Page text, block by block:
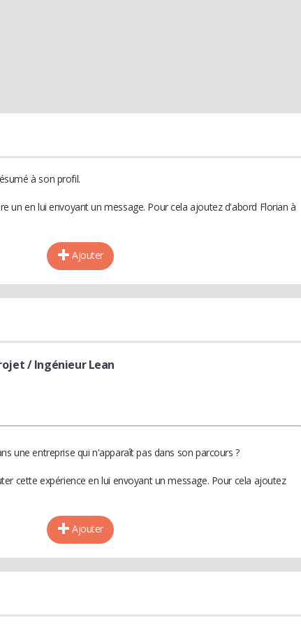
à son profil.
un en lui envoyant un message. Pour cela ajoutez d'abord Florian à
Ajouter
/ Ingénieur Lean
une entreprise qui n'apparaît pas dans son parcours ?
cette expérience en lui envoyant un message. Pour cela ajoutez
Ajouter